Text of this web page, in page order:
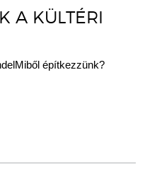
A KÜLTÉRI
építkezzünk?